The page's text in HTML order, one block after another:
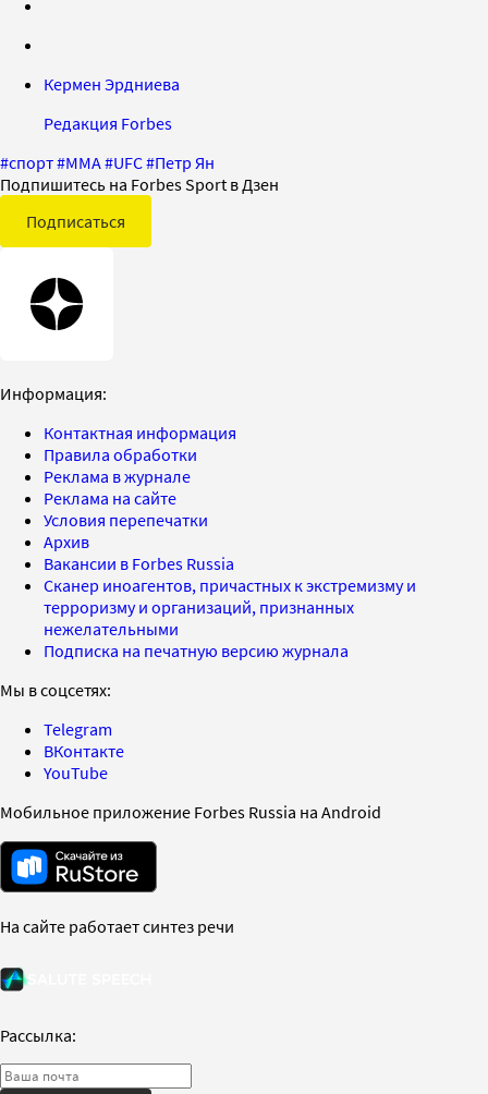
Кермен Эрдниева
Редакция Forbes
#спорт#ММА#UFC#Петр Ян
Подпишитесь на Forbes Sport в Дзен
Подписаться
Информация:
Контактная информация
Правила обработки
Реклама в журнале
Реклама на сайте
Условия перепечатки
Архив
Вакансии в Forbes Russia
Сканер иноагентов, причастных к экстремизму и
терроризму и организаций, признанных
нежелательными
Подписка на печатную версию журнала
Мы в соцсетях:
Telegram
ВКонтакте
YouTube
Мобильное приложение Forbes Russia на Android
На сайте работает синтез речи
Рассылка: